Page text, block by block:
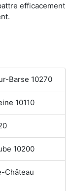
efficacement
Barse 10270
10110
10200
Château